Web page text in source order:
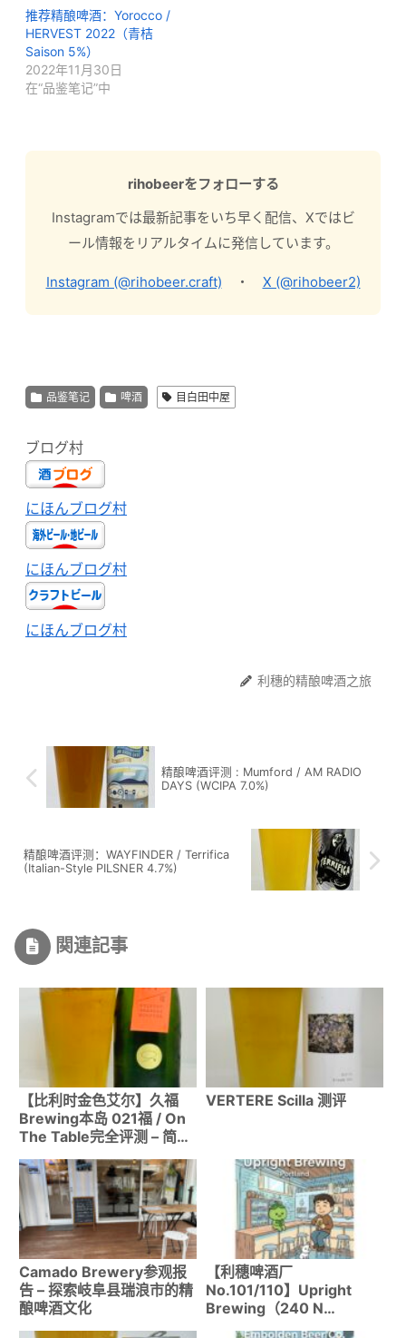
推荐精酿啤酒：Yorocco /
HERVEST 2022（青桔
Saison 5%）
2022年11月30日
在“品鉴笔记”中
rihobeerをフォローする
Instagramでは最新記事をいち早く配信、Xではビ
ール情報をリアルタイムに発信しています。
Instagram (@rihobeer.craft) ・ X (@rihobeer2)
品鉴笔记 啤酒 目白田中屋
ブログ村
にほんブログ村
にほんブログ村
にほんブログ村
利穗的精酿啤酒之旅
精酿啤酒评测 : Mumford / AM RADIO
DAYS (WCIPA 7.0%)
精酿啤酒评测：WAYFINDER / Terrifica
(Italian-Style PILSNER 4.7%)
関連記事
【比利时金色艾尔】久福
Brewing本岛 021福 / On
The Table完全评测 – 简单
且适合配餐的濑户内珍品
VERTERE Scilla 测评
Camado Brewery参观报
告 – 探索岐阜县瑞浪市的精
酿啤酒文化
【利穗啤酒厂
No.101/110】Upright
Brewing（240 N
Broadway）探访报告